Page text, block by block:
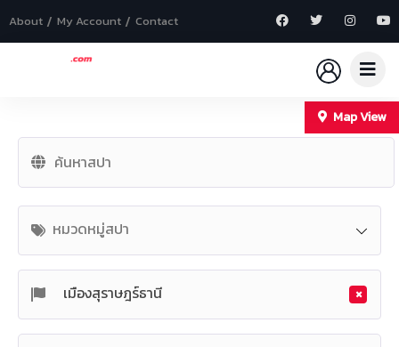
About My Account Contact
Map View
หมวดหมู่สปา
×
เมืองสุราษฎร์ธานี
−